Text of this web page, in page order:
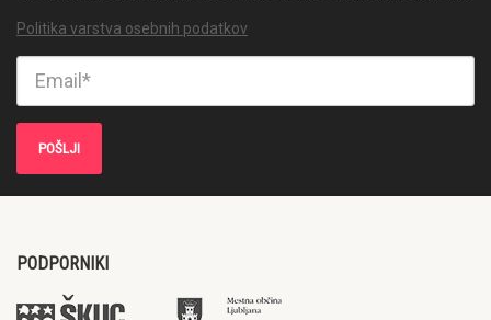
Politika varstva osebnih podatkov
PODPORNIKI